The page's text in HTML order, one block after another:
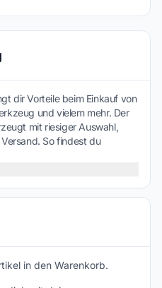
dir Vorteile beim Einkauf von
und vielem mehr. Der
mit riesiger Auswahl,
So findest du
in den Warenkorb.